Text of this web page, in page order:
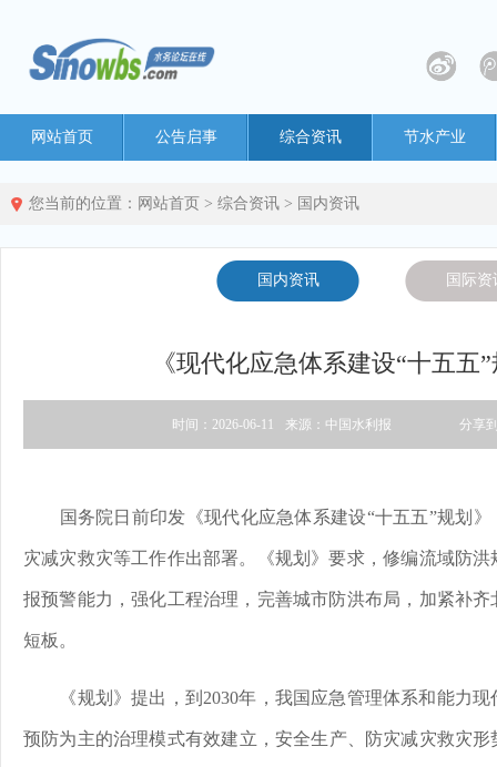
网站首页 公告启事 综合资讯 节水产业
您当前的位置： 网站首页 > 综合资讯 > 国内资讯
国内资讯 国际资
《现代化应急体系建设“十五五
时间：2026-06-11 来源：中国水利报 分享
国务院日前印发《现代化应急体系建设“十五五”规划》
灾减灾救灾等工作作出部署。《规划》要求，修编流域防
报预警能力，强化工程治理，完善城市防洪布局，加紧补
短板。
《规划》提出，到2030年，我国应急管理体系和能力现
预防为主的治理模式有效建立，安全生产、防灾减灾救灾形